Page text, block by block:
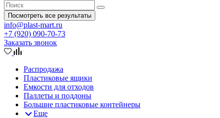
Посмотреть все результаты
info@plast-mart.ru
+7 (920) 090-70-73
Заказать звонок
Распродажа
Пластиковые ящики
Емкости для отходов
Паллеты и поддоны
Большие пластиковые контейнеры
Еще